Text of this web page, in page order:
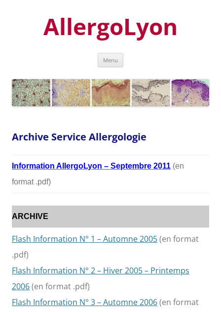
AllergoLyon
Menu
Archive Service Allergologie
Information AllergoLyon – Septembre 2011 (en
format .pdf)
ARCHIVE
Flash Information N° 1 – Automne 2005(en format
.pdf)
Flash Information N° 2 – Hiver 2005 – Printemps
2006(en format .pdf)
Flash Information N° 3 – Automne 2006(en format